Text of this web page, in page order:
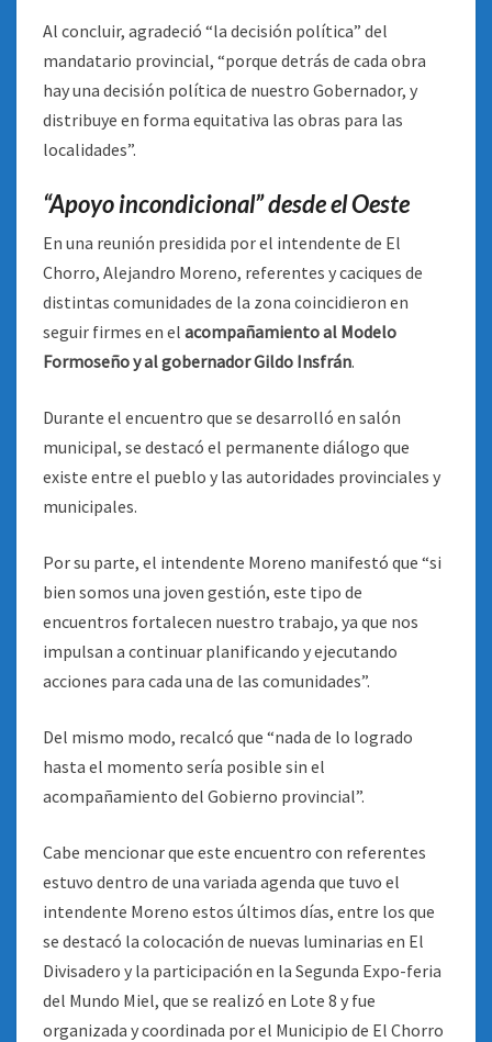
Al concluir, agradeció “la decisión política” del
mandatario provincial, “porque detrás de cada obra
hay una decisión política de nuestro Gobernador, y
distribuye en forma equitativa las obras para las
localidades”.
“Apoyo incondicional” desde el Oeste
En una reunión presidida por el intendente de El
Chorro, Alejandro Moreno, referentes y caciques de
distintas comunidades de la zona coincidieron en
seguir firmes en el acompañamiento al Modelo
Formoseño y al gobernador Gildo Insfrán.
Durante el encuentro que se desarrolló en salón
municipal, se destacó el permanente diálogo que
existe entre el pueblo y las autoridades provinciales y
municipales.
Por su parte, el intendente Moreno manifestó que “si
bien somos una joven gestión, este tipo de
encuentros fortalecen nuestro trabajo, ya que nos
impulsan a continuar planificando y ejecutando
acciones para cada una de las comunidades”.
Del mismo modo, recalcó que “nada de lo logrado
hasta el momento sería posible sin el
acompañamiento del Gobierno provincial”.
Cabe mencionar que este encuentro con referentes
estuvo dentro de una variada agenda que tuvo el
intendente Moreno estos últimos días, entre los que
se destacó la colocación de nuevas luminarias en El
Divisadero y la participación en la Segunda Expo-feria
del Mundo Miel, que se realizó en Lote 8 y fue
organizada y coordinada por el Municipio de El Chorro